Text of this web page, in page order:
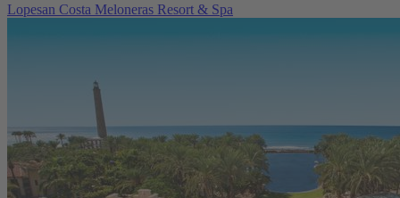
Lopesan Costa Meloneras Resort & Spa